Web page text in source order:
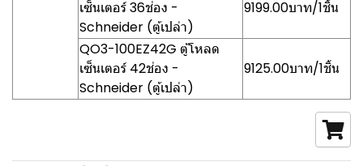
เซ็นเตอร์ 36ช่อง -
Schneider (ตู้เปล่า)
9199.00บาท/1ชิ้น
QO3-100EZ42G ตู้โหลด
เซ็นเตอร์ 42ช่อง -
Schneider (ตู้เปล่า)
9125.00บาท/1ชิ้น